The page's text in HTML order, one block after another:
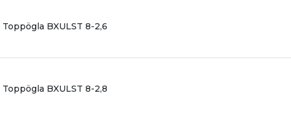
Toppögla BXULST 8-2,6
Toppögla BXULST 8-2,8